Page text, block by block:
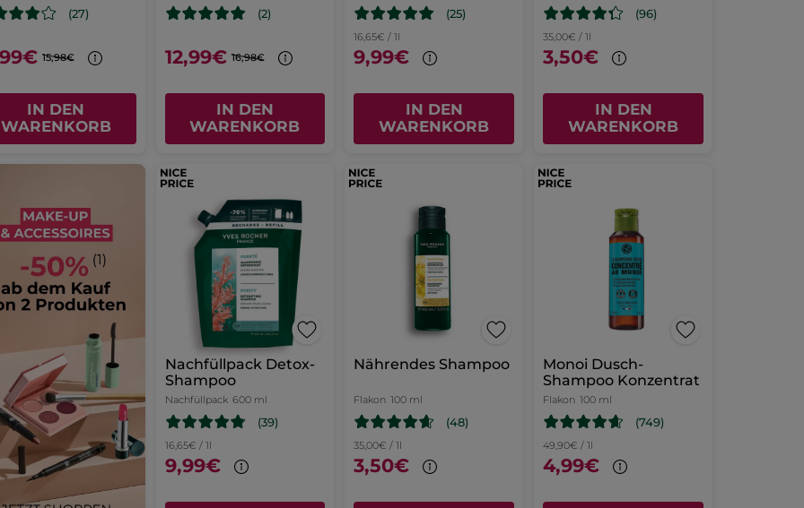
(27)
15,98€
IN DEN
WARENKORB
(2)
12,99€ 16,98€
IN DEN
WARENKORB
(25)
16,65€ / 1l
9,99€
IN DEN
WARENKORB
(96)
35,00€ / 1l
3,50€
IN DEN
WARENKORB
Nachfüllpack Detox-
Shampoo
Nachfüllpack 600 ml
(39)
16,65€ / 1l
9,99€
Nährendes Shampoo
Flakon 100 ml
(48)
35,00€ / 1l
3,50€
Monoi Dusch-
Shampoo Konzentrat
Flakon 100 ml
(749)
49,90€ / 1l
4,99€